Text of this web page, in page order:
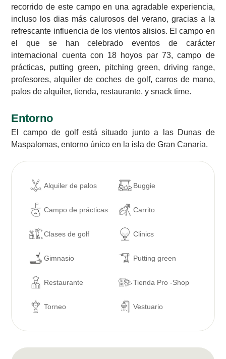
recorrido de este campo en una agradable experiencia,
incluso los dias más calurosos del verano, gracias a la
refrescante influencia de los vientos alisios. El campo en
el que se han celebrado eventos de carácter
internacional cuenta con 18 hoyos par 73, campo de
prácticas, putting green, pitching green, driving range,
profesores, alquiler de coches de golf, carros de mano,
palos de alquiler, tienda, restaurante, y snack time.
Entorno
El campo de golf está situado junto a las Dunas de
Maspalomas, entorno único en la isla de Gran Canaria.
Alquiler de palos Buggie
Campo de prácticas Carrito
Clases de golf Clinics
Gimnasio Putting green
Restaurante Tienda Pro -Shop
Torneo Vestuario